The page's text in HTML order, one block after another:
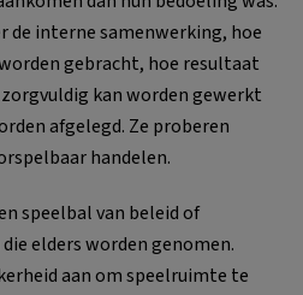
de interne samenwerking, hoe
gebracht, hoe resultaat
kan worden gewerkt
afgelegd. Ze proberen
handelen.
speelbal van beleid of
elders worden genomen.
aan om speelruimte te